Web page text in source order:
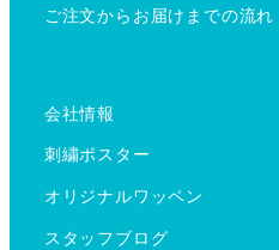
ご注文からお届けまでの流れ
会社情報
刺繍ポスター
オリジナルワッペン
スタッフブログ